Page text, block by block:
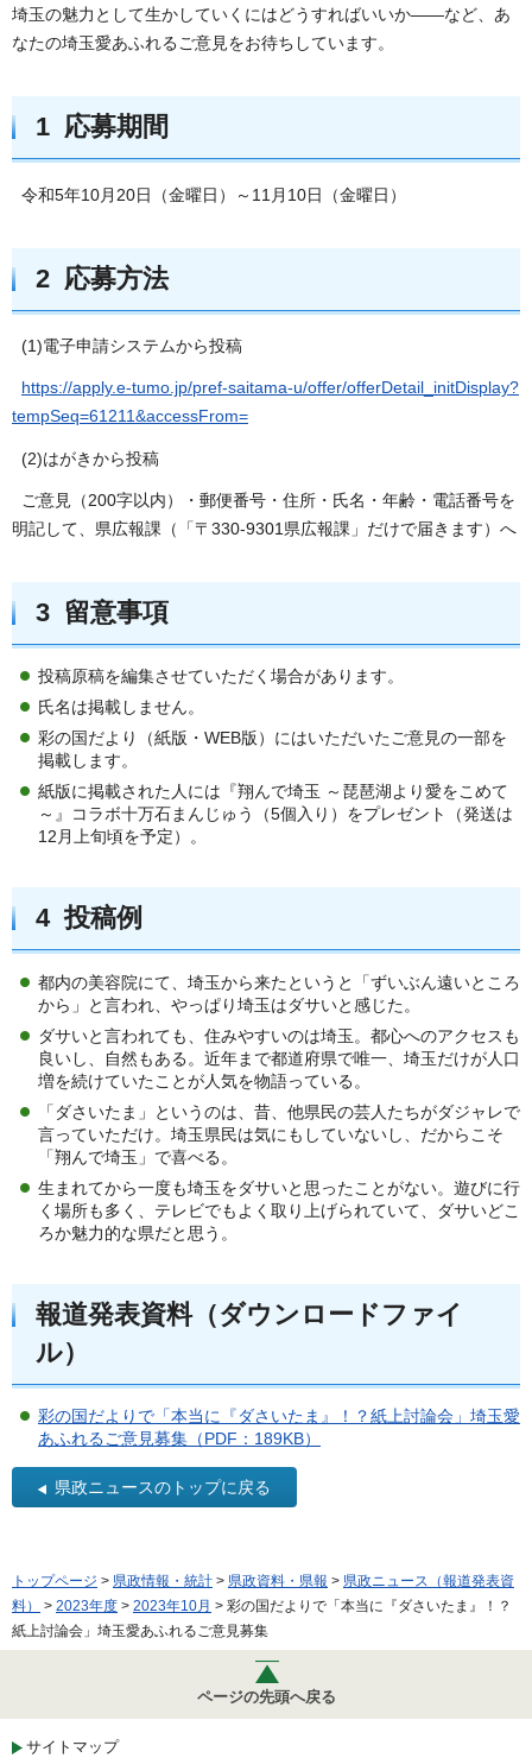
埼玉の魅力として生かしていくにはどうすればいいか――など、あ
なたの埼玉愛あふれるご意見をお待ちしています。
1 応募期間
令和5年10月20日（金曜日）～11月10日（金曜日）
2 応募方法
(1)電子申請システムから投稿
https://apply.e-tumo.jp/pref-saitama-u/offer/offerDetail_initDisplay?
tempSeq=61211&accessFrom=
(2)はがきから投稿
ご意見（200字以内）・郵便番号・住所・氏名・年齢・電話番号を
明記して、県広報課（「〒330-9301県広報課」だけで届きます）へ
3 留意事項
投稿原稿を編集させていただく場合があります。
氏名は掲載しません。
彩の国だより（紙版・WEB版）にはいただいたご意見の一部を
掲載します。
紙版に掲載された人には『翔んで埼玉 ～琵琶湖より愛をこめて
～』コラボ十万石まんじゅう（5個入り）をプレゼント（発送は
12月上旬頃を予定）。
4 投稿例
都内の美容院にて、埼玉から来たというと「ずいぶん遠いところ
から」と言われ、やっぱり埼玉はダサいと感じた。
ダサいと言われても、住みやすいのは埼玉。都心へのアクセスも
良いし、自然もある。近年まで都道府県で唯一、埼玉だけが人口
増を続けていたことが人気を物語っている。
「ダさいたま」というのは、昔、他県民の芸人たちがダジャレで
言っていただけ。埼玉県民は気にもしていないし、だからこそ
「翔んで埼玉」で喜べる。
生まれてから一度も埼玉をダサいと思ったことがない。遊びに行
く場所も多く、テレビでもよく取り上げられていて、ダサいどこ
ろか魅力的な県だと思う。
報道発表資料（ダウンロードファイ
ル）
彩の国だよりで「本当に『ダさいたま』！？紙上討論会」埼玉愛
あふれるご意見募集（PDF：189KB）
県政ニュースのトップに戻る
トップページ > 県政情報・統計 > 県政資料・県報 > 県政ニュース（報道発表資
料）
> 2023年度 > 2023年10月 > 彩の国だよりで「本当に『ダさいたま』！？
紙上討論会」埼玉愛あふれるご意見募集
ページの先頭へ戻る
サイトマップ